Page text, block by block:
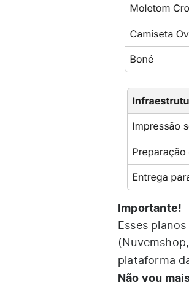
Importante!
Esses
plataforma
Não vou